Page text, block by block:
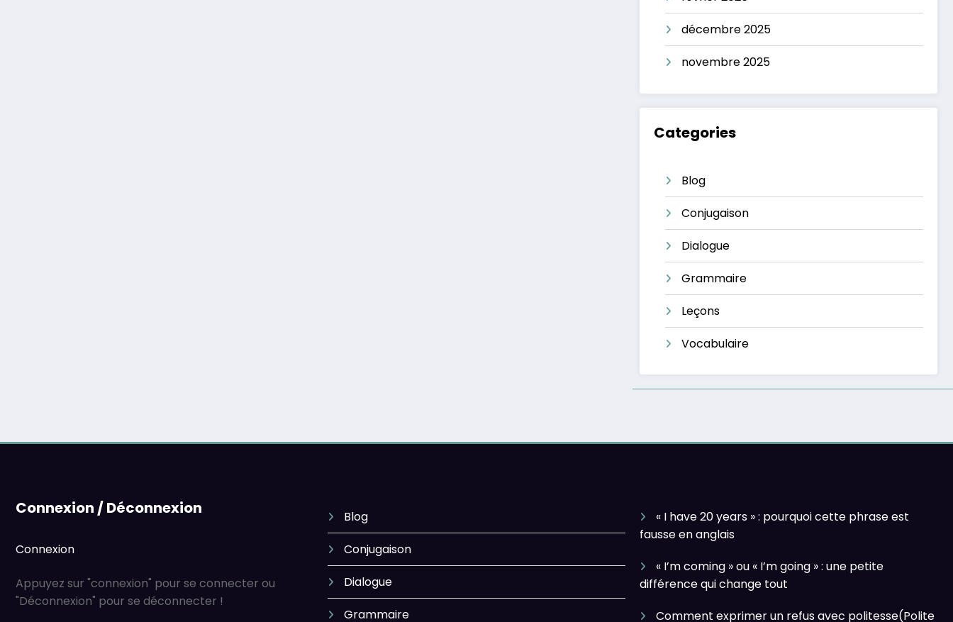
décembre 2025
novembre 2025
Categories
Blog
Conjugaison
Dialogue
Grammaire
Leçons
Vocabulaire
Connexion / Déconnexion
Connexion
Appuyez sur "connexion" pour se connecter ou
"Déconnexion" pour se déconnecter !
Blog
Conjugaison
Dialogue
Grammaire
« I have 20 years » : pourquoi cette phrase est
fausse en anglais
« I’m coming » ou « I’m going » : une petite
différence qui change tout
Comment exprimer un refus avec politesse(Polite